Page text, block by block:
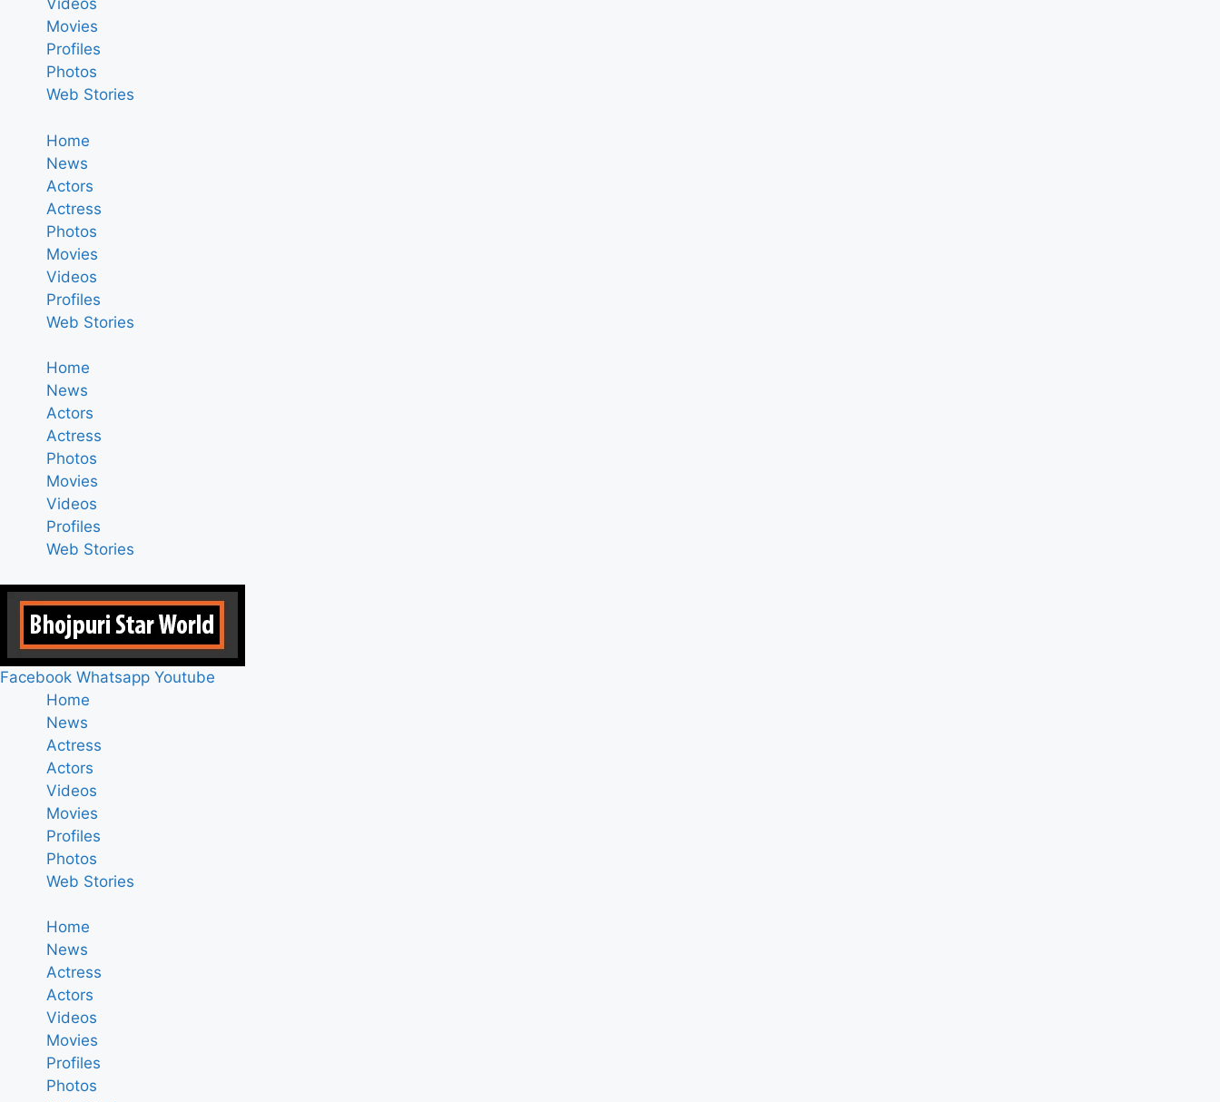
Videos
Movies
Profiles
Photos
Web Stories
Home
News
Actors
Actress
Photos
Movies
Videos
Profiles
Web Stories
Home
News
Actors
Actress
Photos
Movies
Videos
Profiles
Web Stories
Facebook Whatsapp Youtube
Home
News
Actress
Actors
Videos
Movies
Profiles
Photos
Web Stories
Home
News
Actress
Actors
Videos
Movies
Profiles
Photos